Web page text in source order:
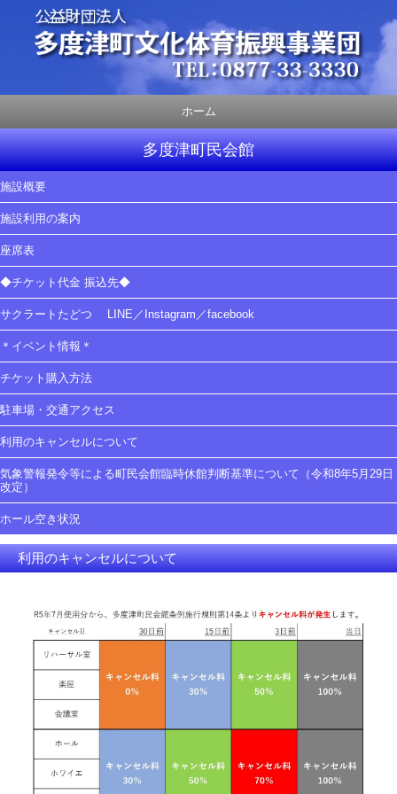
ホーム
多度津町民会館
施設概要
施設利用の案内
座席表
◆チケット代金 振込先◆
サクラートたどつ LINE／Instagram／facebook
＊イベント情報＊
チケット購入方法
駐車場・交通アクセス
利用のキャンセルについて
気象警報発令等による町民会館臨時休館判断基準について（令和8年5月29日
改定）
ホール空き状況
利用のキャンセルについて